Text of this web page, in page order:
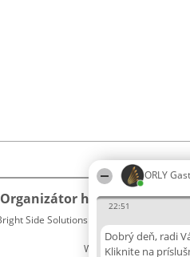
ORLY
22:51
Dobrý deň, radi
Kliknite na
Organizátor hodnotenia
Side Solutions sp. z o. o. sp. k.
ul. Ruska 22
Wrocław 50-079